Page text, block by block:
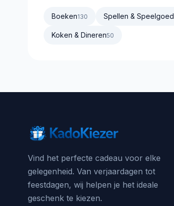
Boeken130 Spellen & Speelgoed
Koken & Dineren50
Vind het perfecte cadeau voor elke
gelegenheid. Van verjaardagen tot
feestdagen, wij helpen je het ideale
geschenk te kiezen.